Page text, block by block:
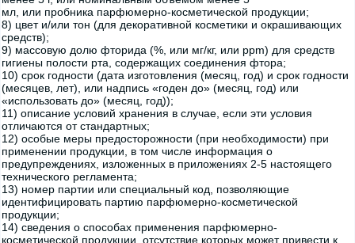
мл, или пробника парфюмерно-косметической продукции;
8) цвет и/или тон (для декоративной косметики и окрашивающих
средств);
9) массовую долю фторида (%, или мг/кг, или ррm) для средств
гигиены полости рта, содержащих соединения фтора;
10) срок годности (дата изготовления (месяц, год) и срок годности
(месяцев, лет), или надпись «годен до» (месяц, год) или
«использовать до» (месяц, год));
11) описание условий хранения в случае, если эти условия
отличаются от стандартных;
12) особые меры предосторожности (при необходимости) при
применении продукции, в том числе информация о
предупреждениях, изложенных в приложениях 2-5 настоящего
технического регламента;
13) номер партии или специальный код, позволяющие
идентифицировать партию парфюмерно-косметической
продукции;
14) сведения о способах применения парфюмерно-
косметической продукции, отсутствие которых может привести к